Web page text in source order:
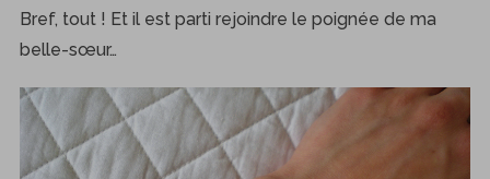
Bref, tout ! Et il est parti rejoindre le poignée de ma
belle-sœur…